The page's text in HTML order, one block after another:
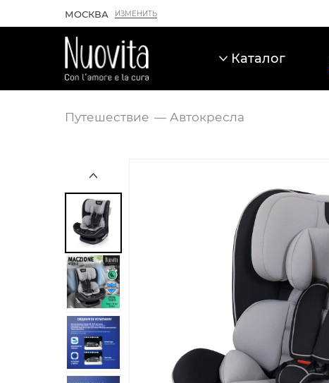
МОСКВА ИЗМЕНИТЬ
Каталог
Путешествие Автокресла
Карточка товара